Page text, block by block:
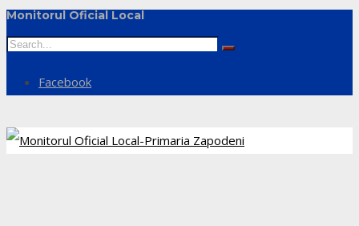
Monitorul Oficial Local
Facebook